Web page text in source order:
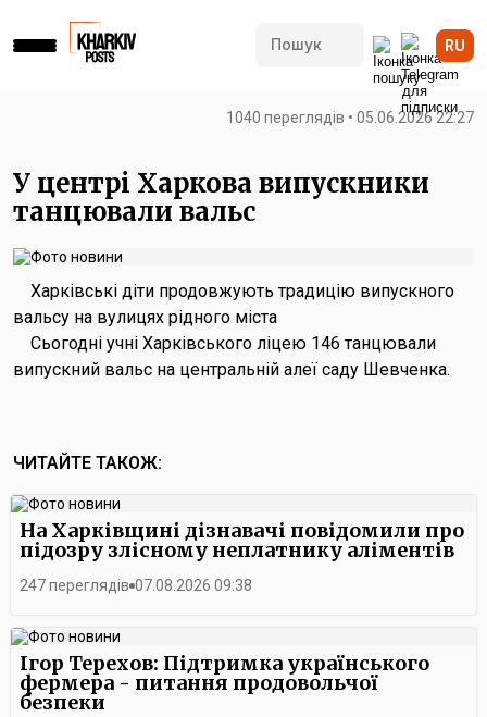
RU
1040 переглядів • 05.06.2026 22:27
У центрі Харкова випускники
танцювали вальс
Харківські діти продовжують традицію випускного
вальсу на вулицях рідного міста
Сьогодні учні Харківського ліцею 146 танцювали
випускний вальс на центральній алеї саду Шевченка.
ЧИТАЙТЕ ТАКОЖ:
На Харківщині дізнавачі повідомили про
підозру злісному неплатнику аліментів
247 переглядів 07.08.2026 09:38
Ігор Терехов: Підтримка українського
фермера - питання продовольчої
безпеки